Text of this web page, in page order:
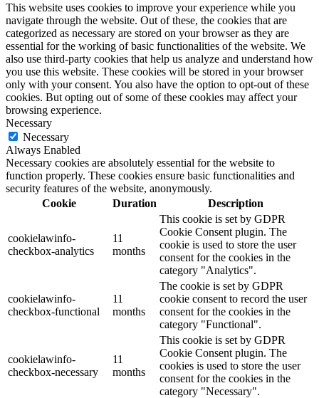
This website uses cookies to improve your experience while you
navigate through the website. Out of these, the cookies that are
categorized as necessary are stored on your browser as they are
essential for the working of basic functionalities of the website. We
also use third-party cookies that help us analyze and understand how
you use this website. These cookies will be stored in your browser
only with your consent. You also have the option to opt-out of these
cookies. But opting out of some of these cookies may affect your
browsing experience.
Necessary
Necessary
Always Enabled
Necessary cookies are absolutely essential for the website to
function properly. These cookies ensure basic functionalities and
security features of the website, anonymously.
Cookie
Duration Description
cookielawinfo-
checkbox-analytics
11
months
This cookie is set by GDPR
Cookie Consent plugin. The
cookie is used to store the user
consent for the cookies in the
category "Analytics".
cookielawinfo-
checkbox-functional
11
months
The cookie is set by GDPR
cookie consent to record the user
consent for the cookies in the
category "Functional".
cookielawinfo-
checkbox-necessary
11
months
This cookie is set by GDPR
Cookie Consent plugin. The
cookies is used to store the user
consent for the cookies in the
category "Necessary".